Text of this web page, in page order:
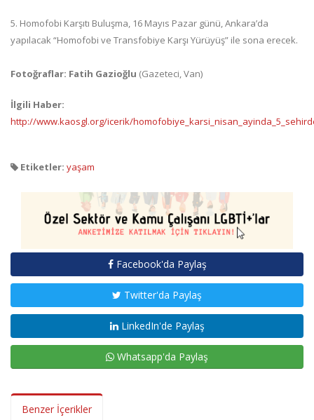
5. Homofobi Karşıtı Buluşma, 16 Mayıs Pazar günü, Ankara’da
yapılacak “Homofobi ve Transfobiye Karşı Yürüyüş” ile sona erecek.
Fotoğraflar: Fatih Gazioğlu (Gazeteci, Van)
İlgili Haber:
http://www.kaosgl.org/icerik/
Etiketler: yaşam
Facebook'da Paylaş
Twitter'da Paylaş
LinkedIn'de Paylaş
Whatsapp'da Paylaş
Benzer İçerikler